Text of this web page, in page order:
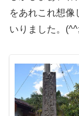
をあれこれ想像
いりました。(^^;